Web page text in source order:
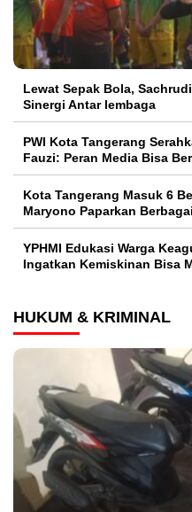
Lewat Sepak Bola,
Sinergi Antar lembaga
PWI Kota Tangerang
Fauzi: Peran Media Bisa
Kota Tangerang Masuk 6
Maryono Paparkan
YPHMI Edukasi Warga
Ingatkan Kemiskinan Bisa
HUKUM & KRIMINAL